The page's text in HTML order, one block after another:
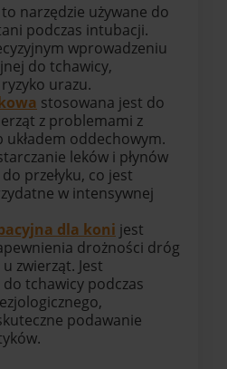
to narzędzie używane do
podczas intubacji.
wprowadzeniu
do tchawicy,
urazu.
stosowana jest do
z problemami z
układem oddechowym.
leków i płynów
przełyku, co jest
w intensywnej
dla koni jest
drożności dróg
zwierząt. Jest
tchawicy podczas
podawanie